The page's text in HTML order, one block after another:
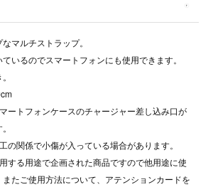
マルチストラップ。
いるのでスマートフォンにも使用できます。
ートフォンケースのチャージャー差し込み口が
の関係で小傷が入っている場合があります。
する用途で企画された商品ですので他用途に使
たご使用方法について、アテンションカードを